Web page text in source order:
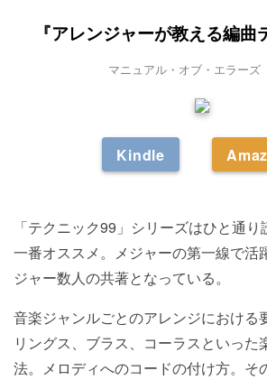
『アレンジャーが教える編曲
マニュアル・オブ・エラーズ
Kindle
「テクニック99」シリーズはひと通
一番オススメ。メジャーの第一線で活
ジャー数人の共著となっている。
音楽ジャンルごとのアレンジにおける
リングス、ブラス、コーラスといった
法。メロディへのコードの付け方。そ